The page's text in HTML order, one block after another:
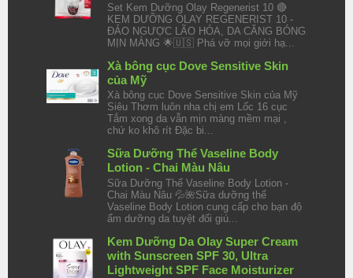
Set Kem Dưỡng Olay Regenerist 10 🔴
KEM DƯỠNG OLAY REGENERIST 10 -
ĐẢO NGƯỢC LÃO HÓA, DA CĂNG BÓNG
MỊN MÀNG 🌟🇺🇸 Phá vỡ mọi giới hạ...
Xà bông cục Dove Sensitive Skin
của Mỹ
Xà bông cục Dove Sensitive Skin của Mỹ
Siêu Thơm luôn nha chị em Lốc 16 cục
Tắm xong da vẫn mịn màng mềm mại ,
chứ ko khô rít Đặc bi...
Sữa Dưỡng Thể Vaseline Body
Lotion - Chai Màu Nâu
Sữa Dưỡng Thể Vaseline Body Lotion -
Chai Màu Nâu 💦🌺Sữa dưỡng thể
Vaseline Body Lotion cung cấp cho bạn độ
ẩm dưỡng da tuyệt đối giú...
Kem Dưỡng Da Olay Super Cream
with Sunscreen SPF 30, Ultra
Lightweight SPF Face Moisturizer